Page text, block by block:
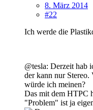
8. März 2014
#22
Ich werde die
@tesla: Derzeit hab
der kann nur Stereo.
würde ich meinen?
Das mit dem HTPC
"Problem" ist ja